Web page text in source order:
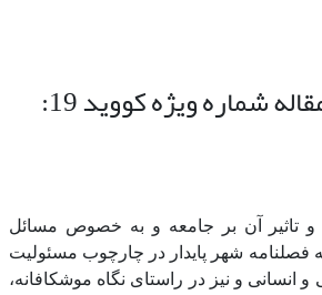
شماره ویژه کووید 19:
و تاثیر آن بر جامعه و به خصوص مسائل
فصلنامه شهر پایدار در چارچوب مسئولیت
و انسانی و نیز در راستای نگاه موشکافانه،